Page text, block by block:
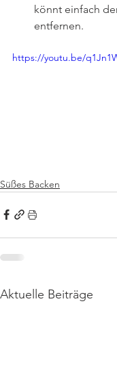
könnt einfach
entfernen.
https://youtu.be/
Süßes Backen
Aktuelle Beiträge